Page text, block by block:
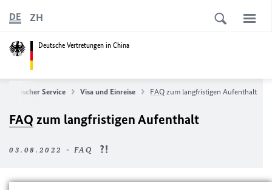
Deutsche Vertretungen in China
DE ZH
Service Visa und Einreise FAQ zum langfristigen Aufenthalt
FAQ zum langfristigen Aufenthalt
03.08.2022 - FAQ